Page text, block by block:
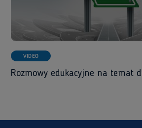
VIDEO
Rozmowy edukacyjne na temat